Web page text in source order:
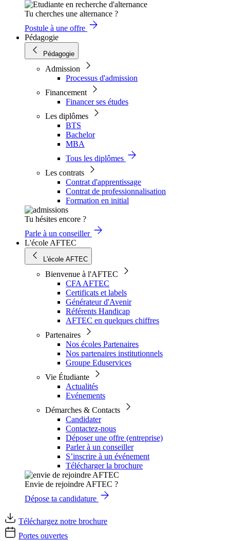
Tu cherches une alternance ?
Postule à une offre
Pédagogie
Pédagogie
Admission
Processus d'admission
Financement
Financer ses études
Les diplômes
BTS
Bachelor
MBA
Tous les diplômes
Les contrats
Contrat d'apprentissage
Contrat de professionnalisation
Formation en initial
Tu hésites encore ?
Parle à un conseiller
L'école AFTEC
L'école AFTEC
Bienvenue à l'AFTEC
CFA AFTEC
Certificats et labels
Générateur d'Avenir
Référents Handicap
AFTEC en quelques chiffres
Partenaires
Nos écoles Partenaires
Nos partenaires institutionnels
Groupe Eduservices
Vie Étudiante
Actualités
Evénements
Démarches & Contacts
Candidater
Contactez-nous
Déposer une offre (entreprise)
Parler à un conseiller
S’inscrire à un événement
Télécharger la brochure
Envie de rejoindre AFTEC ?
Dépose ta candidature
Téléchargez notre brochure
Portes ouvertes